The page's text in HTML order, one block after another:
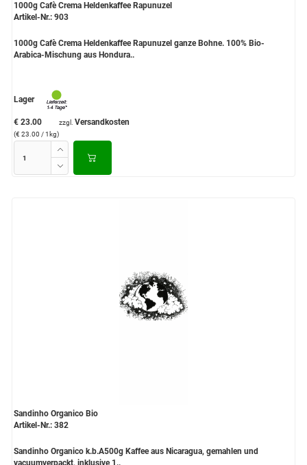
1000g Cafè Crema Heldenkaffee Rapunuzel
Artikel-Nr.: 903
1000g Cafè Crema Heldenkaffee Rapunuzel ganze Bohne. 100% Bio-
Arabica-Mischung aus Hondura..
Lager
€ 23.00
(€ 23.00 / 1kg)
zzgl. Versandkosten
Sandinho Organico Bio
Artikel-Nr.: 382
Sandinho Organico k.b.A500g Kaffee aus Nicaragua, gemahlen und
vacuumverpackt, inklusive 1..